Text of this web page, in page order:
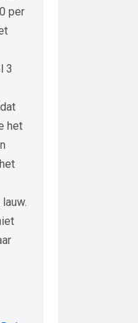
per
3
het